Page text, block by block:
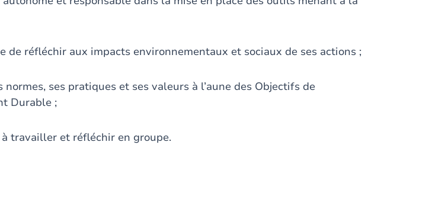
de réfléchir aux impacts environnementaux et sociaux de ses actions ;
normes, ses pratiques et ses valeurs à l’aune des Objectifs de
Durable ;
travailler et réfléchir en groupe.